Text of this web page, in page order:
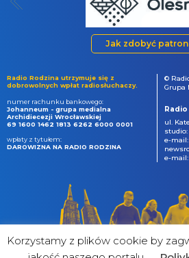
Jak zdobyć
Radio Rodzina utrzymuje się z
dobrowolnych wpłat radiosłuchaczy.
numer rachunku bankowego:
Johanneum - grupa medialna
Archidiecezji Wrocławskiej
69 1600 1462 1813 6262 6000 0001
wpłaty z tytułem:
DAROWIZNA NA RADIO RODZINA
©
Grupa
ul.
studio:
e-
e-
Korzystamy z plików cookie by